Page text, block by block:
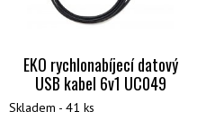
EKO rychlonabíjecí datový
USB kabel 6v1 UC049
Skladem - 41 ks